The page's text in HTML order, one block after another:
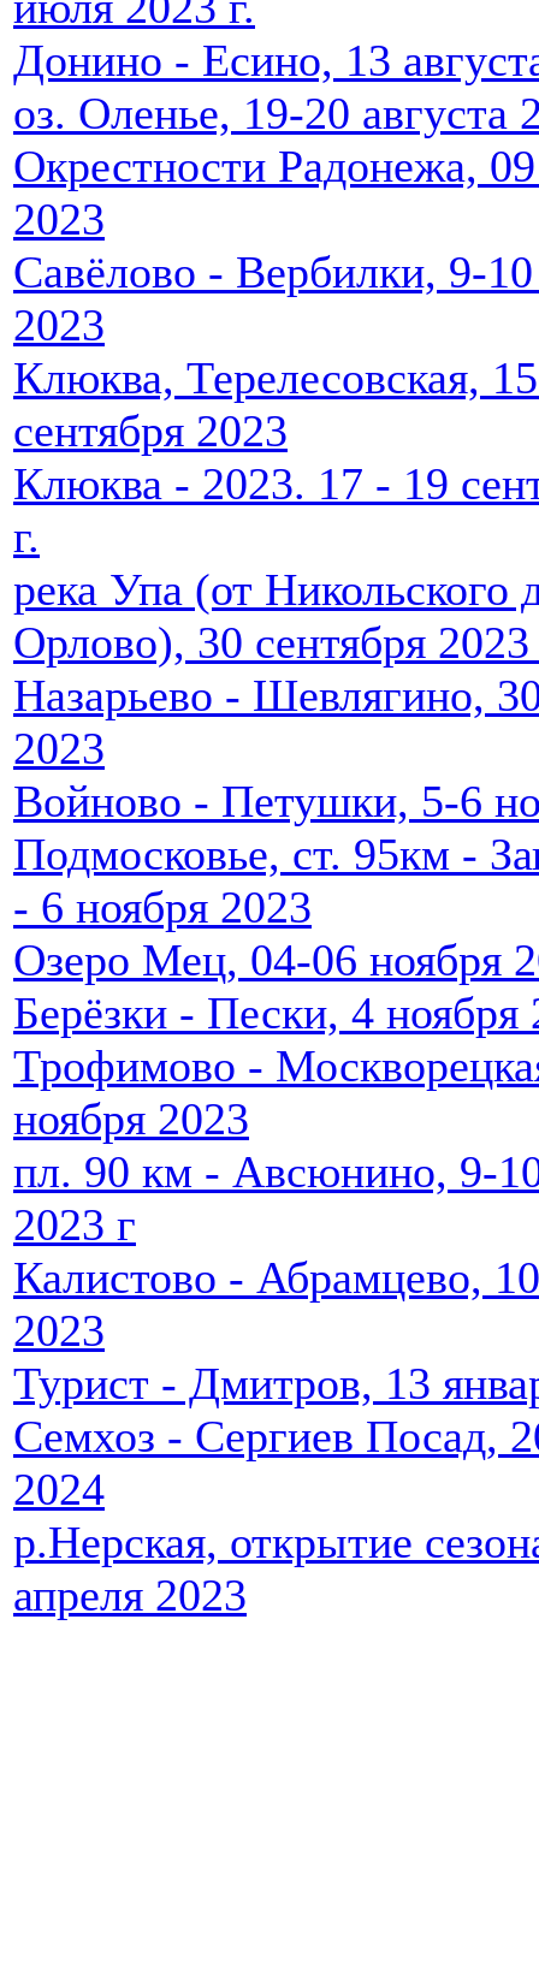
Донино - Есино, 13
оз. Оленье, 19-20 августа
Окрестности Радонежа,
2023
Савёлово - Вербилки, 9-10
2023
Клюква, Терелесовская,
сентября 2023
Клюква - 2023. 17 - 19
г.
река Упа (от Никольского
Орлово), 30 сентября 2023
Назарьево - Шевлягино,
2023
Войново - Петушки, 5-6
Подмосковье, ст. 95км -
- 6 ноября 2023
Озеро Мец, 04-06 ноября
Берёзки - Пески, 4 ноября
Трофимово -
ноября 2023
пл. 90 км - Авсюнино, 9-
2023 г
Калистово - Абрамцево,
2023
Турист - Дмитров, 13
Семхоз - Сергиев Посад,
2024
р.Нерская, открытие
апреля 2023